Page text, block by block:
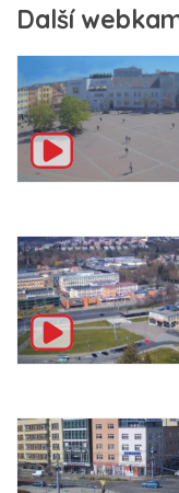
Další